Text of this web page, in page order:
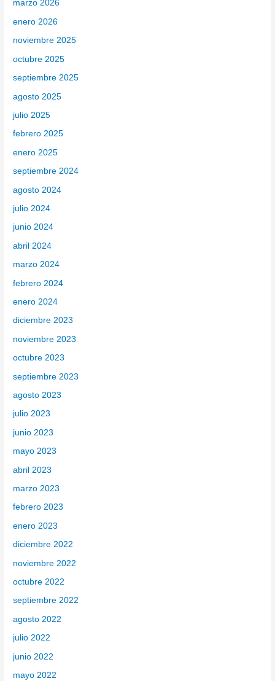
r
:
marzo 2026
enero 2026
noviembre 2025
octubre 2025
septiembre 2025
agosto 2025
julio 2025
febrero 2025
enero 2025
septiembre 2024
agosto 2024
julio 2024
junio 2024
abril 2024
marzo 2024
febrero 2024
enero 2024
diciembre 2023
noviembre 2023
octubre 2023
septiembre 2023
agosto 2023
julio 2023
junio 2023
mayo 2023
abril 2023
marzo 2023
febrero 2023
enero 2023
diciembre 2022
noviembre 2022
octubre 2022
septiembre 2022
agosto 2022
julio 2022
junio 2022
mayo 2022